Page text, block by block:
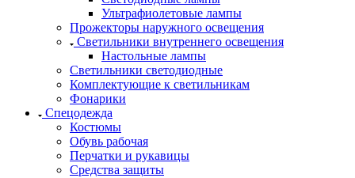
Ультрафиолетовые лампы
Прожекторы наружного освещения
Светильники внутреннего освещения
Настольные лампы
Светильники светодиодные
Комплектующие к светильникам
Фонарики
Спецодежда
Костюмы
Обувь рабочая
Перчатки и рукавицы
Средства защиты